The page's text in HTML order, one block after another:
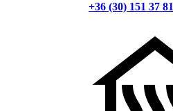
+36 (30) 151 37 81